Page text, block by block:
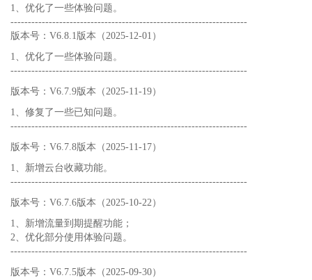
1、优化了一些体验问题。
--------------------------------------------------------------------
版本号：V6.8.1版本（2025-12-01）
1、优化了一些体验问题。
--------------------------------------------------------------------
版本号：V6.7.9版本（2025-11-19）
1、修复了一些已知问题。
--------------------------------------------------------------------
版本号：V6.7.8版本（2025-11-17）
1、新增云台收藏功能。
--------------------------------------------------------------------
版本号：V6.7.6版本（2025-10-22）
1、新增流量到期提醒功能；
2、优化部分使用体验问题。
--------------------------------------------------------------------
版本号：V6.7.5版本（2025-09-30）